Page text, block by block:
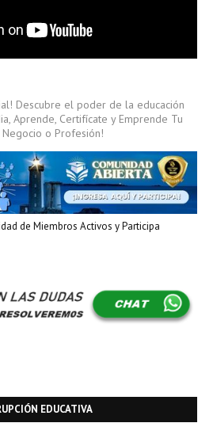
Descubre el poder de la educación
Aprende, Certifícate y Emprende Tu
o Profesión!
de Miembros Activos y Participa
EDUCATIVA